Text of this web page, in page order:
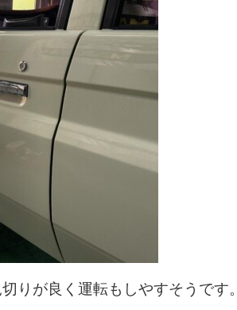
りが良く運転もしやすそうです。